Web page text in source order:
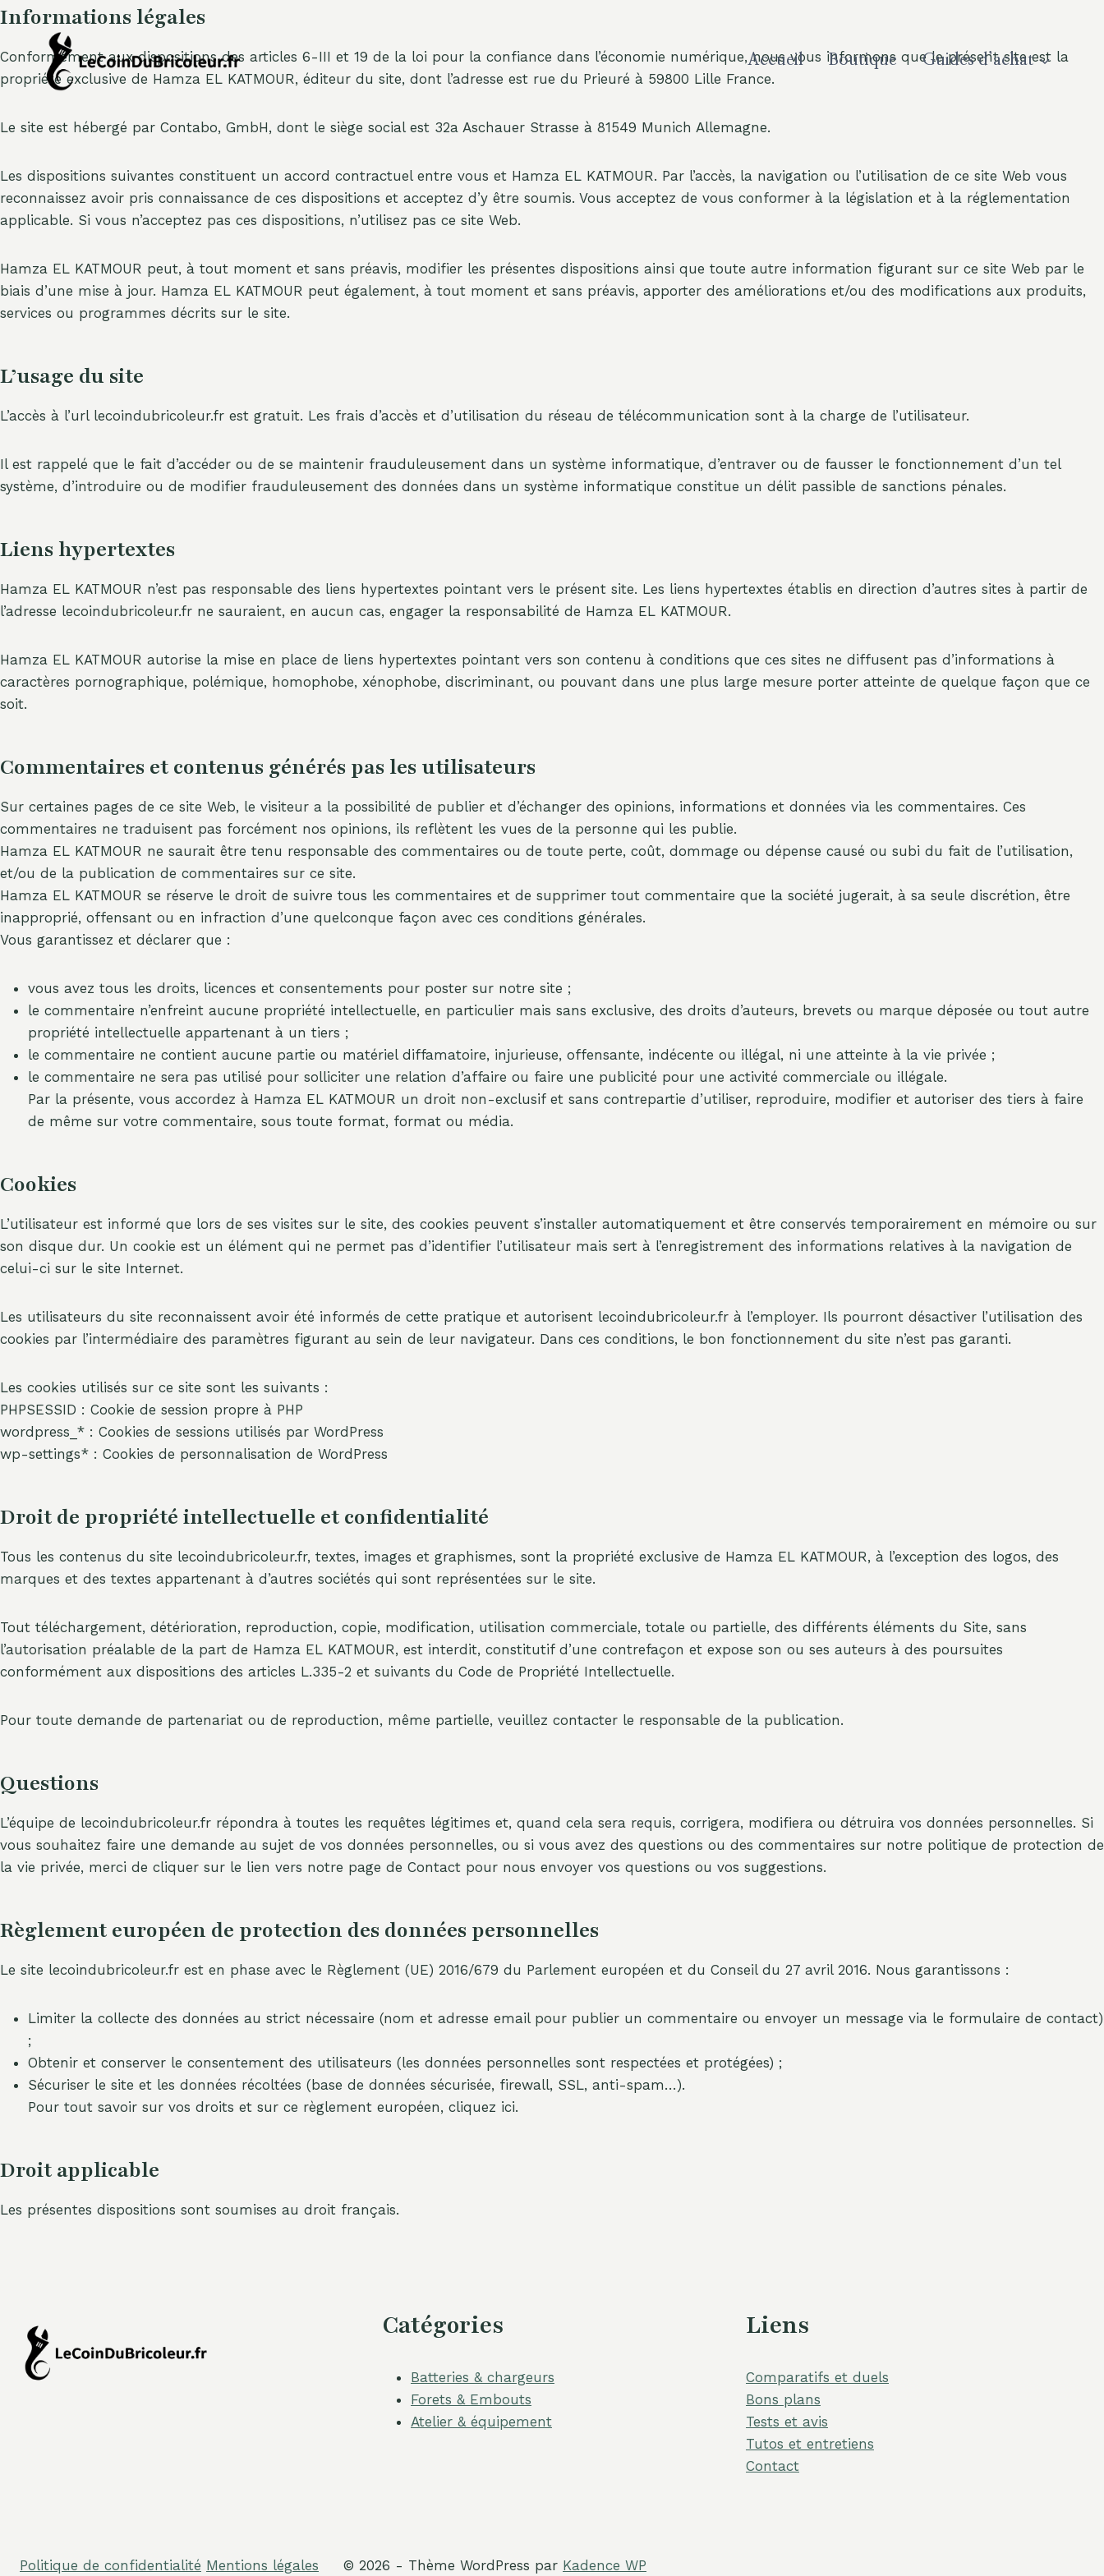
Aller
contenu
Accueil Boutique Guides d’achat
Informations légales
Conformément aux dispositions des articles 6-III et 19 de la loi pour la confiance dans l’économie numérique, nous vous informons que le présent site est la
propriété exclusive de Hamza EL KATMOUR, éditeur du site, dont l’adresse est rue du Prieuré à 59800 Lille France.
Le site est hébergé par Contabo, GmbH, dont le siège social est 32a Aschauer Strasse à 81549 Munich Allemagne.
Les dispositions suivantes constituent un accord contractuel entre vous et Hamza EL KATMOUR. Par l’accès, la navigation ou l’utilisation de ce site Web vous
reconnaissez avoir pris connaissance de ces dispositions et acceptez d’y être soumis. Vous acceptez de vous conformer à la législation et à la réglementation
applicable. Si vous n’acceptez pas ces dispositions, n’utilisez pas ce site Web.
Hamza EL KATMOUR peut, à tout moment et sans préavis, modifier les présentes dispositions ainsi que toute autre information figurant sur ce site Web par le
biais d’une mise à jour. Hamza EL KATMOUR peut également, à tout moment et sans préavis, apporter des améliorations et/ou des modifications aux produits,
services ou programmes décrits sur le site.
L’usage du site
L’accès à l’url lecoindubricoleur.fr est gratuit. Les frais d’accès et d’utilisation du réseau de télécommunication sont à la charge de l’utilisateur.
Il est rappelé que le fait d’accéder ou de se maintenir frauduleusement dans un système informatique, d’entraver ou de fausser le fonctionnement d’un tel
système, d’introduire ou de modifier frauduleusement des données dans un système informatique constitue un délit passible de sanctions pénales.
Liens hypertextes
Hamza EL KATMOUR n’est pas responsable des liens hypertextes pointant vers le présent site. Les liens hypertextes établis en direction d’autres sites à partir de
l’adresse lecoindubricoleur.fr ne sauraient, en aucun cas, engager la responsabilité de Hamza EL KATMOUR.
Hamza EL KATMOUR autorise la mise en place de liens hypertextes pointant vers son contenu à conditions que ces sites ne diffusent pas d’informations à
caractères pornographique, polémique, homophobe, xénophobe, discriminant, ou pouvant dans une plus large mesure porter atteinte de quelque façon que ce
soit.
Commentaires et contenus générés pas les utilisateurs
Sur certaines pages de ce site Web, le visiteur a la possibilité de publier et d’échanger des opinions, informations et données via les commentaires. Ces
commentaires ne traduisent pas forcément nos opinions, ils reflètent les vues de la personne qui les publie.
Hamza EL KATMOUR ne saurait être tenu responsable des commentaires ou de toute perte, coût, dommage ou dépense causé ou subi du fait de l’utilisation,
et/ou de la publication de commentaires sur ce site.
Hamza EL KATMOUR se réserve le droit de suivre tous les commentaires et de supprimer tout commentaire que la société jugerait, à sa seule discrétion, être
inapproprié, offensant ou en infraction d’une quelconque façon avec ces conditions générales.
Vous garantissez et déclarer que :
vous avez tous les droits, licences et consentements pour poster sur notre site ;
le commentaire n’enfreint aucune propriété intellectuelle, en particulier mais sans exclusive, des droits d’auteurs, brevets ou marque déposée ou tout autre
propriété intellectuelle appartenant à un tiers ;
le commentaire ne contient aucune partie ou matériel diffamatoire, injurieuse, offensante, indécente ou illégal, ni une atteinte à la vie privée ;
le commentaire ne sera pas utilisé pour solliciter une relation d’affaire ou faire une publicité pour une activité commerciale ou illégale.
Par la présente, vous accordez à Hamza EL KATMOUR un droit non-exclusif et sans contrepartie d’utiliser, reproduire, modifier et autoriser des tiers à faire
de même sur votre commentaire, sous toute format, format ou média.
Cookies
L’utilisateur est informé que lors de ses visites sur le site, des cookies peuvent s’installer automatiquement et être conservés temporairement en mémoire ou sur
son disque dur. Un cookie est un élément qui ne permet pas d’identifier l’utilisateur mais sert à l’enregistrement des informations relatives à la navigation de
celui-ci sur le site Internet.
Les utilisateurs du site reconnaissent avoir été informés de cette pratique et autorisent lecoindubricoleur.fr à l’employer. Ils pourront désactiver l’utilisation des
cookies par l’intermédiaire des paramètres figurant au sein de leur navigateur. Dans ces conditions, le bon fonctionnement du site n’est pas garanti.
Les cookies utilisés sur ce site sont les suivants :
PHPSESSID : Cookie de session propre à PHP
wordpress_* : Cookies de sessions utilisés par WordPress
wp-settings* : Cookies de personnalisation de WordPress
Droit de propriété intellectuelle et confidentialité
Tous les contenus du site lecoindubricoleur.fr, textes, images et graphismes, sont la propriété exclusive de Hamza EL KATMOUR, à l’exception des logos, des
marques et des textes appartenant à d’autres sociétés qui sont représentées sur le site.
Tout téléchargement, détérioration, reproduction, copie, modification, utilisation commerciale, totale ou partielle, des différents éléments du Site, sans
l’autorisation préalable de la part de Hamza EL KATMOUR, est interdit, constitutif d’une contrefaçon et expose son ou ses auteurs à des poursuites
conformément aux dispositions des articles L.335-2 et suivants du Code de Propriété Intellectuelle.
Pour toute demande de partenariat ou de reproduction, même partielle, veuillez contacter le responsable de la publication.
Questions
L’équipe de lecoindubricoleur.fr répondra à toutes les requêtes légitimes et, quand cela sera requis, corrigera, modifiera ou détruira vos données personnelles. Si
vous souhaitez faire une demande au sujet de vos données personnelles, ou si vous avez des questions ou des commentaires sur notre politique de protection de
la vie privée, merci de cliquer sur le lien vers notre page de Contact pour nous envoyer vos questions ou vos suggestions.
Règlement européen de protection des données personnelles
Le site lecoindubricoleur.fr est en phase avec le Règlement (UE) 2016/679 du Parlement européen et du Conseil du 27 avril 2016. Nous garantissons :
Limiter la collecte des données au strict nécessaire (nom et adresse email pour publier un commentaire ou envoyer un message via le formulaire de contact)
;
Obtenir et conserver le consentement des utilisateurs (les données personnelles sont respectées et protégées) ;
Sécuriser le site et les données récoltées (base de données sécurisée, firewall, SSL, anti-spam…).
Pour tout savoir sur vos droits et sur ce règlement européen, cliquez ici.
Droit applicable
Les présentes dispositions sont soumises au droit français.
Catégories
Batteries & chargeurs
Forets & Embouts
Atelier & équipement
Liens
Comparatifs et duels
Bons plans
Tests et avis
Tutos et entretiens
Contact
Politique de confidentialité Mentions légales © 2026 - Thème WordPress par Kadence WP